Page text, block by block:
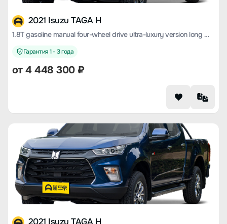
2021 Isuzu TAGA H
1.8T gasoline manual four-wheel drive ultra-luxury version long wheelbase CE18
Гарантия 1 - 3 года
от 4 448 300 ₽
2021 Isuzu TAGA H